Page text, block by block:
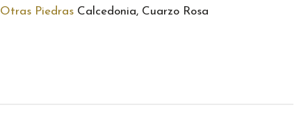
Otras PiedrasCalcedonia, Cuarzo Rosa